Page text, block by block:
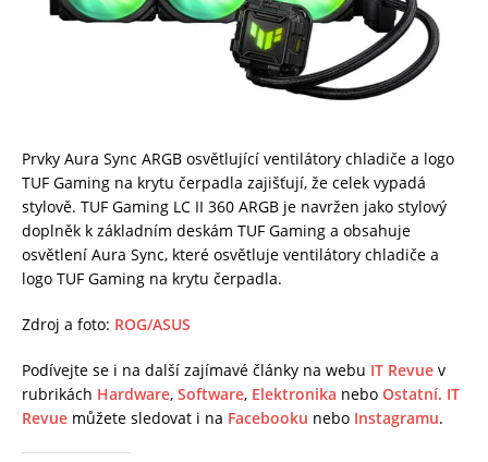
Prvky Aura Sync ARGB osvětlující ventilátory chladiče a logo
TUF Gaming na krytu čerpadla zajišťují, že celek vypadá
stylově. TUF Gaming LC II 360 ARGB je navržen jako stylový
doplněk k základním deskám TUF Gaming a obsahuje
osvětlení Aura Sync, které osvětluje ventilátory chladiče a
logo TUF Gaming na krytu čerpadla.
Zdroj a foto: ROG/ASUS
Podívejte se i na další zajímavé články na webu IT Revue v
rubrikách Hardware, Software, Elektronika nebo Ostatní. IT
Revue můžete sledovat i na Facebooku nebo Instagramu.